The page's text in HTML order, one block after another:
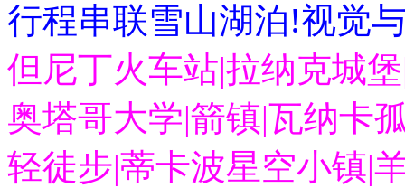
行程串联雪山湖泊!视觉
但尼丁火车站|拉纳克城
奥塔哥大学|箭镇|瓦纳卡
轻徒步|蒂卡波星空小镇|